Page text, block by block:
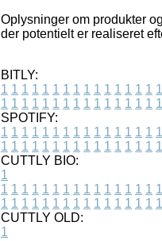
Oplysninger om produkter
der potentielt er realiseret
BITLY:
1 1 1 1 1 1 1 1 1 1 1 1 1 1 1 1
1 1 1 1 1 1 1 1 1 1 1 1 1 1 1 1
SPOTIFY:
1 1 1 1 1 1 1 1 1 1 1 1 1 1 1 1
1 1 1 1 1 1 1 1 1 1 1 1 1 1 1 1
CUTTLY BIO:
1
1 1 1 1 1 1 1 1 1 1 1 1 1 1 1 1
1 1 1 1 1 1 1 1 1 1 1 1 1 1 1 1
CUTTLY OLD:
1